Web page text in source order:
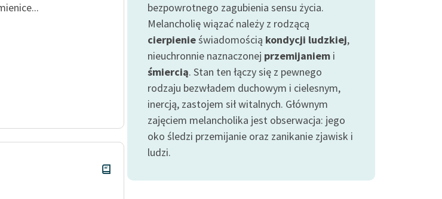
inspiracje.
bezpowrotnego zagubienia sensu życia.
Melancholię wiązać należy z rodzącą
cierpienieświadomością kondycji ludzkiej,
nieuchronnie naznaczonej przemijaniem i
śmiercią. Stan ten łączy się z pewnego
rodzaju bezwładem duchowym i cielesnym,
inercją, zastojem sił witalnych. Głównym
zajęciem melancholika jest obserwacja: jego
oko śledzi przemijanie oraz zanikanie zjawisk i
ludzi.